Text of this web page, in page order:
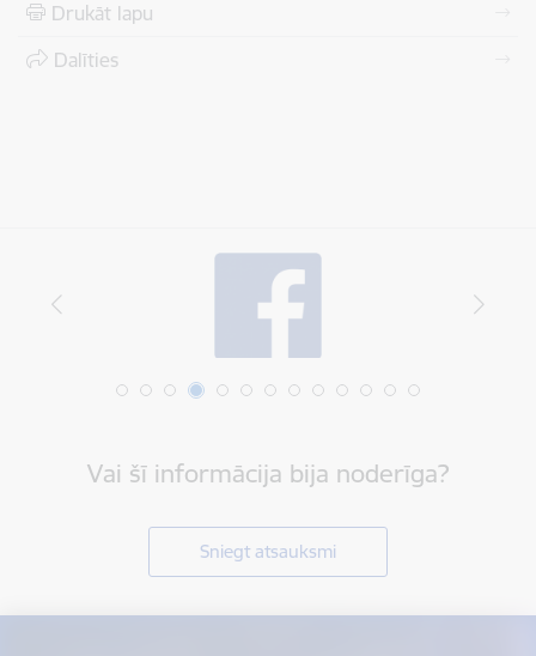
Drukāt lapu
Dalīties
Vai šī informācija bija noderīga?
Sniegt atsauksmi